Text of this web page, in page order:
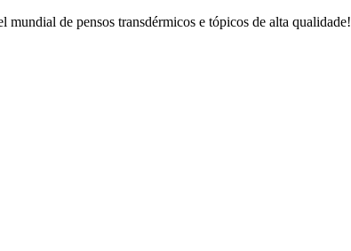
mundial de pensos transdérmicos e tópicos de alta qualidade!